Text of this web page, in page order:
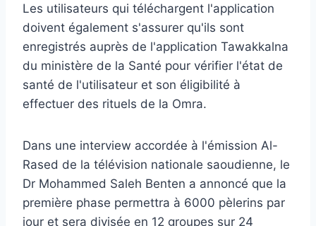
Les utilisateurs qui téléchargent l'application
doivent également s'assurer qu'ils sont
enregistrés auprès de l'application Tawakkalna
du ministère de la Santé pour vérifier l'état de
santé de l'utilisateur et son éligibilité à
effectuer des rituels de la Omra.
Dans une interview accordée à l'émission Al-
Rased de la télévision nationale saoudienne, le
Dr Mohammed Saleh Benten a annoncé que la
première phase permettra à 6000 pèlerins par
jour et sera divisée en 12 groupes sur 24